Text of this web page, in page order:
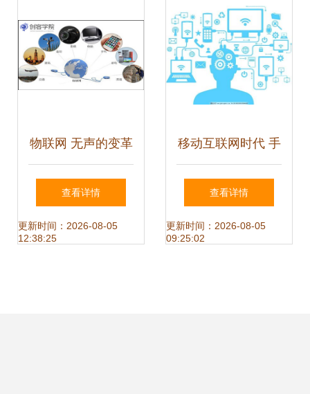
物联网 无声的变革
与互联网设备销售
新风潮
查看详情
更新时间：2026-08-05
12:38:25
移动互联网时代 手
机销售模式的变革
与趋势
查看详情
更新时间：2026-08-05
09:25:02